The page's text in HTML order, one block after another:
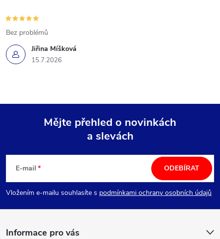
Jiřina Míšková
15.7.2026
Bez problémů
p
a
Mějte přehled o novinkách
a slevách
E-mail
Vložením e-mailu souhlasíte s podmínkami ochrany osobních údajů
ODEBÍRAT
Informace pro vás